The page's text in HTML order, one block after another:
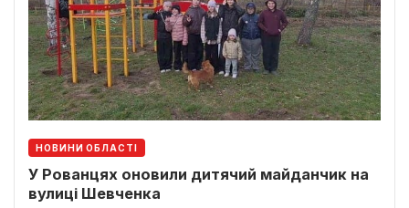
НОВИНИ ОБЛАСТІ
У Рованцях оновили дитячий майданчик на
вулиці Шевченка